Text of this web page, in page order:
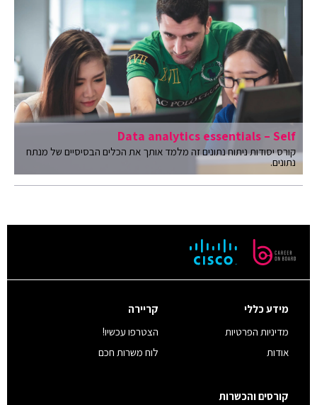
Data analytics essentials – Self
קורס יסודות ניתוח נתונים זה מלמד אותך את הכלים הבסיסיים של מנתח
נתונים.
מידע כללי
מדיניות הפרטיות
אודות
קריירה
הצטרפו עכשיו!
לוח משרות חכם
קורסים והכשרות